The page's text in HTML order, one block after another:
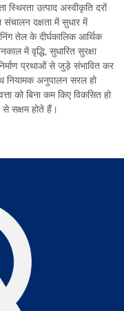
स्थिरता उत्पाद अस्वीकृति दरों
दक्षता में सुधार में
तेल के दीर्घकालिक आर्थिक
में वृद्धि, सुधारित सुरक्षा
प्रथाओं से जुड़े संभावित कर
नियामक अनुपालन सरल हो
को बिना कम किए विकसित हो
सक्षम होते हैं।